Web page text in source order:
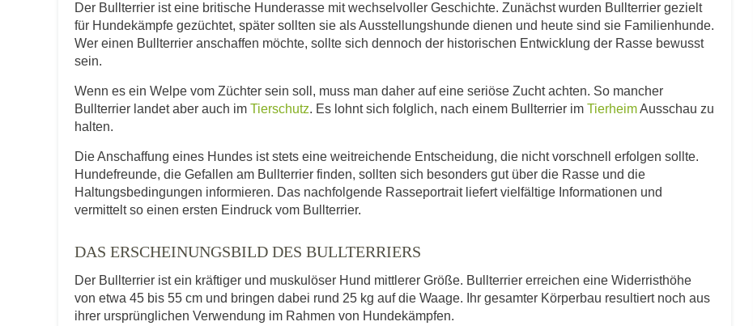
Der Bullterrier ist eine britische Hunderasse mit wechselvoller Geschichte. Zunächst wurden Bullterrier gezielt
für Hundekämpfe gezüchtet, später sollten sie als Ausstellungshunde dienen und heute sind sie Familienhunde.
Wer einen Bullterrier anschaffen möchte, sollte sich dennoch der historischen Entwicklung der Rasse bewusst
sein.
Wenn es ein Welpe vom Züchter sein soll, muss man daher auf eine seriöse Zucht achten. So mancher
Bullterrier landet aber auch im Tierschutz. Es lohnt sich folglich, nach einem Bullterrier im TierheimAusschau zu
halten.
Die Anschaffung eines Hundes ist stets eine weitreichende Entscheidung, die nicht vorschnell erfolgen sollte.
Hundefreunde, die Gefallen am Bullterrier finden, sollten sich besonders gut über die Rasse und die
Haltungsbedingungen informieren. Das nachfolgende Rasseportrait liefert vielfältige Informationen und
vermittelt so einen ersten Eindruck vom Bullterrier.
DAS ERSCHEINUNGSBILD DES BULLTERRIERS
Der Bullterrier ist ein kräftiger und muskulöser Hund mittlerer Größe. Bullterrier erreichen eine Widerristhöhe
von etwa 45 bis 55 cm und bringen dabei rund 25 kg auf die Waage. Ihr gesamter Körperbau resultiert noch aus
ihrer ursprünglichen Verwendung im Rahmen von Hundekämpfen.